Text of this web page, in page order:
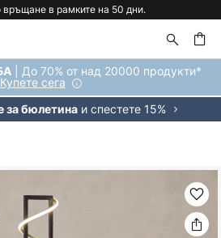
връщане в рамките на 50 дни.
| До 70% от над 20000 продукти*
Купете сега
за бюлетинаи спестете 15%